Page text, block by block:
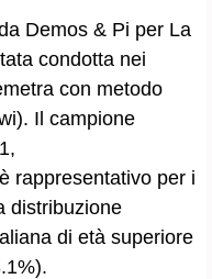
Demos & Pi per La
condotta nei
con metodo
Il campione
rappresentativo per i
distribuzione
di età superiore